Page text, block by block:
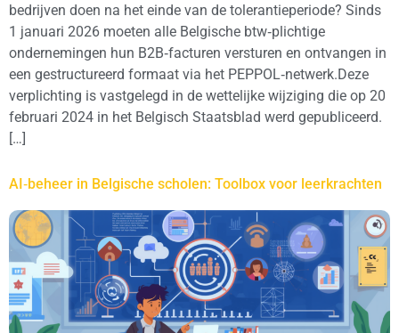
bedrijven doen na het einde van de tolerantieperiode? Sinds
1 januari 2026 moeten alle Belgische btw‑plichtige
ondernemingen hun B2B‑facturen versturen en ontvangen in
een gestructureerd formaat via het PEPPOL‑netwerk.Deze
verplichting is vastgelegd in de wettelijke wijziging die op 20
februari 2024 in het Belgisch Staatsblad werd gepubliceerd.
[…]
AI‑beheer in Belgische scholen: Toolbox voor leerkrachten